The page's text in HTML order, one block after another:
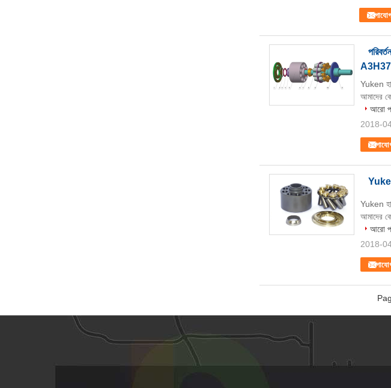
যোগাযোগ
A3H37
Yuken
আমাদের
আরো
2018-
Yuken
Yuken
আমাদের
আরো
2018-